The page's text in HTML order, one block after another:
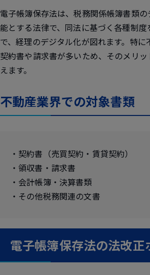
電子帳簿保存法は、税務関係帳簿書類
能とする法律で、同法に基づく各種制度
で、経理のデジタル化が図れます。特に
契約書や請求書が多いため、そのメリ
えます。
不動産業界での対象書類
・契約書（売買契約・賃貸契約）
・領収書・請求書
・会計帳簿・決算書類
・その他税務関連の文書
電子帳簿保存法の法改正